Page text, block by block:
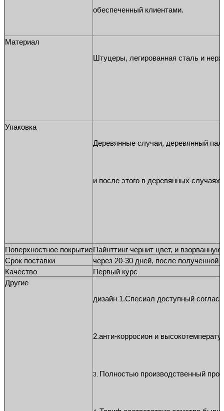
обеспеченный клиентами.
Материал
Штуцеры, легированная сталь и
Упаковка
Деревянные случаи, деревянный
и после этого в деревянных случаях
Поверхностное покрытиеПайнттинг чернит цвет, и
Срок поставки
через 20-30 дней, после полученной
Качество
Первый курс
Другие
дизайн 1.Спесиал доступный
2.анти-корросион и
3. Полностью производственный